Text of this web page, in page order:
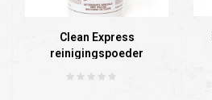
Clean Express
reinigingspoeder